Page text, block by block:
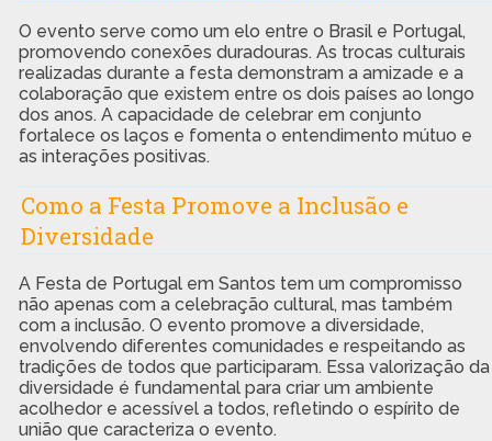
O evento serve como um elo entre o Brasil e Portugal,
promovendo conexões duradouras. As trocas culturais
realizadas durante a festa demonstram a amizade e a
colaboração que existem entre os dois países ao longo
dos anos. A capacidade de celebrar em conjunto
fortalece os laços e fomenta o entendimento mútuo e
as interações positivas.
Como a Festa Promove a Inclusão e
Diversidade
A Festa de Portugal em Santos tem um compromisso
não apenas com a celebração cultural, mas também
com a inclusão. O evento promove a diversidade,
envolvendo diferentes comunidades e respeitando as
tradições de todos que participaram. Essa valorização da
diversidade é fundamental para criar um ambiente
acolhedor e acessível a todos, refletindo o espírito de
união que caracteriza o evento.